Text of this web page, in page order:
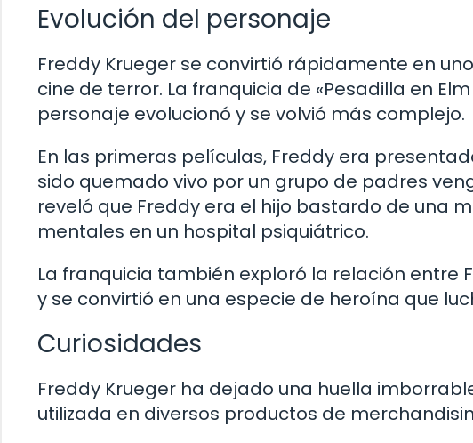
Evolución del personaje
Freddy Krueger se convirtió rápidamente en
cine de terror. La franquicia de «Pesadilla en
personaje evolucionó y se volvió más complejo.
En las primeras películas, Freddy era
sido quemado vivo por un grupo de padres
reveló que Freddy era el hijo bastardo de una
mentales en un hospital psiquiátrico.
La franquicia también exploró la relación entre
y se convirtió en una especie de heroína que
Curiosidades
Freddy Krueger ha dejado una huella
utilizada en diversos productos de